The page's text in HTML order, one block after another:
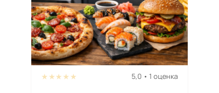
★★★★★ 5,0 • 1 оценка